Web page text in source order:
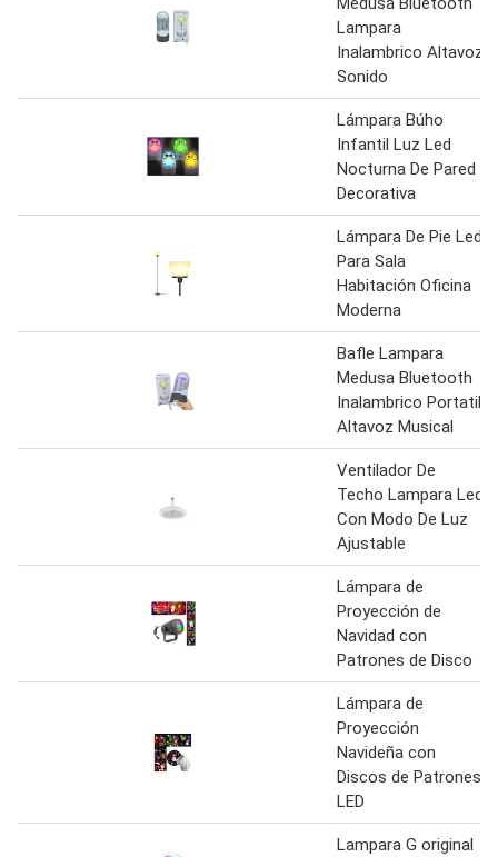
Lampara
Inalambrico Altavoz
Sonido
Lámpara Búho
Infantil Luz Led
Nocturna De Pared
Decorativa
Lámpara De Pie Led
Para Sala
Habitación Oficina
Moderna
Bafle Lampara
Medusa Bluetooth
Inalambrico Portatil
Altavoz Musical
Ventilador De
Techo Lampara Led
Con Modo De Luz
Ajustable
Lámpara de
Proyección de
Navidad con
Patrones de Disco
Lámpara de
Proyección
Navideña con
Discos de Patrones
LED
Lampara G original